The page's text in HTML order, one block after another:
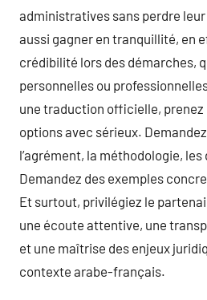
administratives sans perdre leur
aussi gagner en tranquillité, en
crédibilité lors des démarches,
personnelles ou
une traduction officielle, prenez
options avec sérieux.
l’agrément, la méthodologie,
Demandez des exemples
Et surtout, privilégiez le
une écoute attentive, une
et une maîtrise des enjeux
contexte arabe-français.